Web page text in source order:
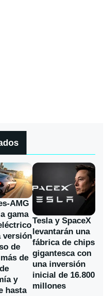
AMG
gama
versión
de
de
y
hasta
Tesla y SpaceX
levantarán una
fábrica de chips
gigantesca con
una inversión
inicial de 16.800
millones